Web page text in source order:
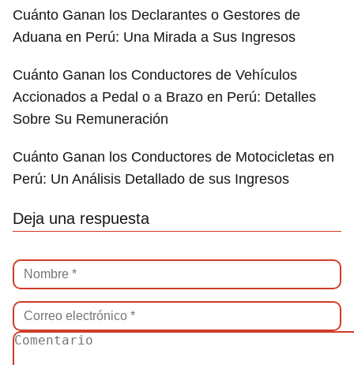
Cuánto Ganan los Declarantes o Gestores de
Aduana en Perú: Una Mirada a Sus Ingresos
Cuánto Ganan los Conductores de Vehículos
Accionados a Pedal o a Brazo en Perú: Detalles
Sobre Su Remuneración
Cuánto Ganan los Conductores de Motocicletas en
Perú: Un Análisis Detallado de sus Ingresos
Deja una respuesta